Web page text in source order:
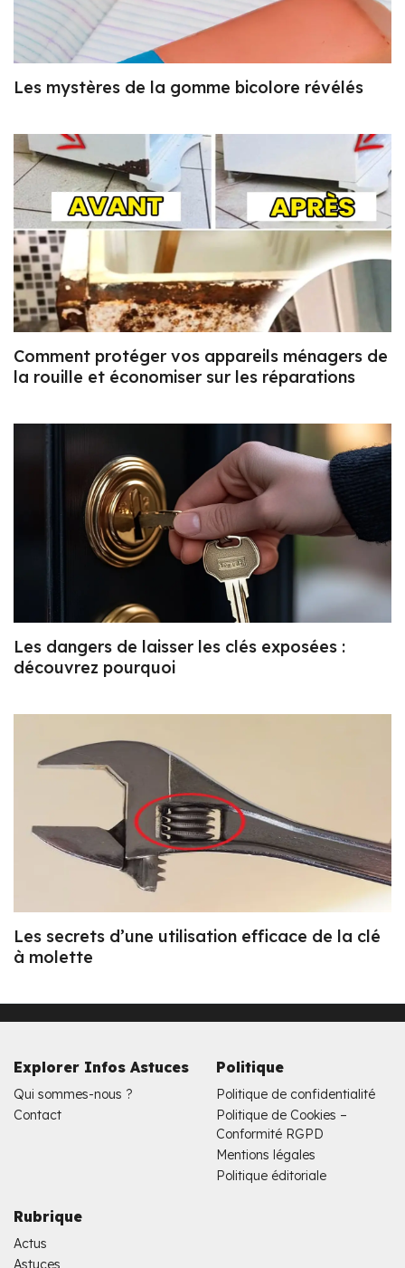
Les mystères de la gomme bicolore révélés
Comment protéger vos appareils ménagers de
la rouille et économiser sur les réparations
Les dangers de laisser les clés exposées :
découvrez pourquoi
Les secrets d’une utilisation efficace de la clé
à molette
Explorer Infos Astuces
Qui sommes-nous ?
Contact
Politique
Politique de confidentialité
Politique de Cookies –
Conformité RGPD
Mentions légales
Politique éditoriale
Rubrique
Actus
Astuces